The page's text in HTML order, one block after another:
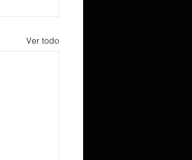
Ver todo